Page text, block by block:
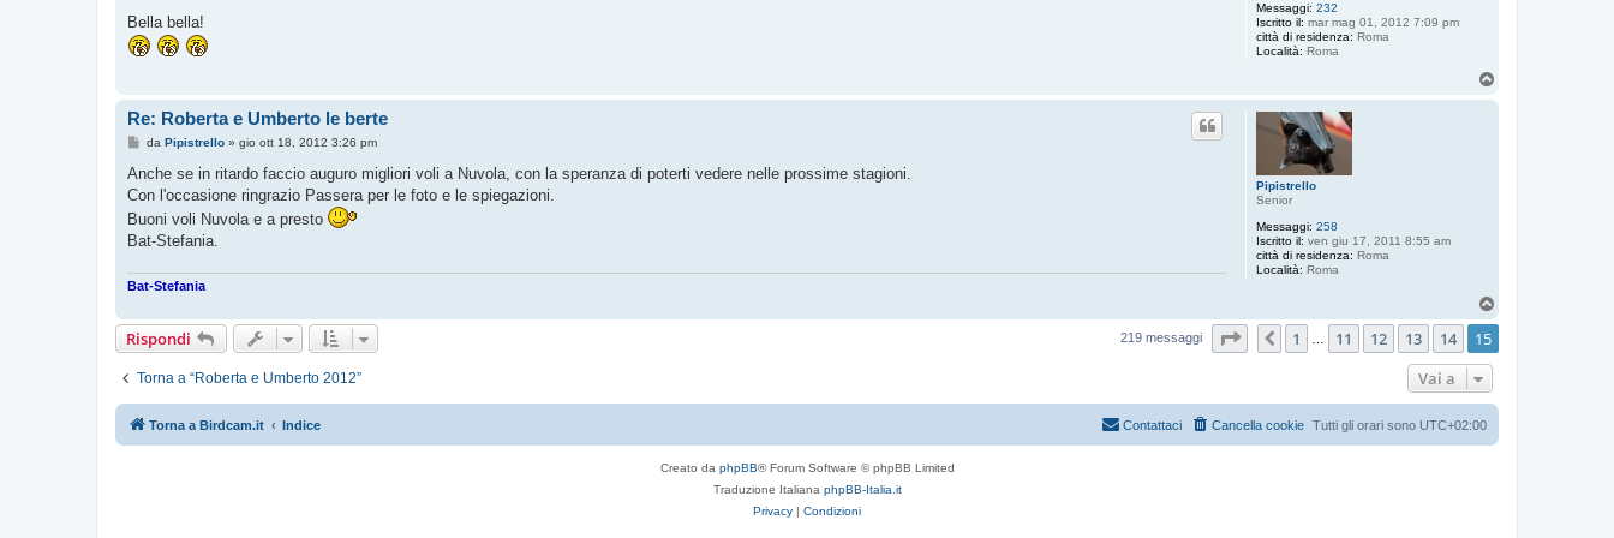
Messaggi: 232
Iscritto il: mar mag 01, 2012 7:09 pm
città di residenza: Roma
Località: Roma
s
s
a
Bella bella!
Pipistrello
Senior
Messaggi: 258
Iscritto il: ven giu 17, 2011 8:55 am
città di residenza: Roma
Località: Roma
Re: Roberta e Umberto le berte
M
s
a
g
i
da Pipistrello» gio ott 18, 2012 3:26 pm
Anche se in ritardo faccio auguro migliori voli a Nuvola, con la speranza di poterti vedere nelle prossime stagioni.
Con l'occasione ringrazio Passera per le foto e le spiegazioni.
Buoni voli Nuvola e a presto
Bat-Stefania.
Bat-Stefania
Rispondi 219 messaggi Pagina15di 15
Precedente
1 11 12 13 14 15
Torna a “Roberta e Umberto 2012” Vai a
Torna a Birdcam.it Indice Tutti gli orari sono UTC+02:00
Cancella cookie
Contattaci
Creato da phpBB® Forum Software © phpBB Limited
Traduzione Italiana phpBB-Italia.it
Privacy | Condizioni